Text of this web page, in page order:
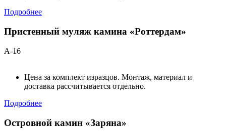
Подробнее
Пристенный муляж камина «Роттердам»
А-16
Цена за комплект изразцов. Монтаж, материал и
доставка рассчитывается отдельно.
Подробнее
Островной камин «Заряна»